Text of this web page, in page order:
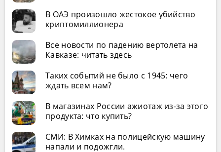
В ОАЭ произошло жестокое убийство
криптомиллионера
Все новости по падению вертолета на
Кавказе: читать здесь
Таких событий не было с 1945: чего
ждать всем нам?
В магазинах России ажиотаж из-за этого
продукта: что купить?
СМИ: В Химках на полицейскую машину
напали и подожгли.